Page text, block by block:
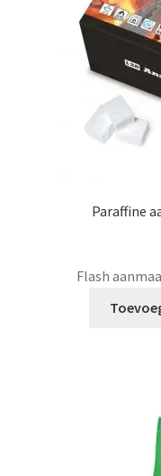
Paraffine
Flash